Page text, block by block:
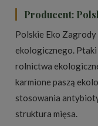
Producent:
Polskie Eko
ekologicznego.
rolnictwa
karmione paszą
stosowania
struktura mięsa.